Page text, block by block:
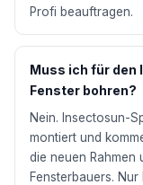
Profi beauftragen.
Muss ich für den
Fenster bohren?
Nein. Insectosun-
montiert und
die neuen Rahmen
Fensterbauers.